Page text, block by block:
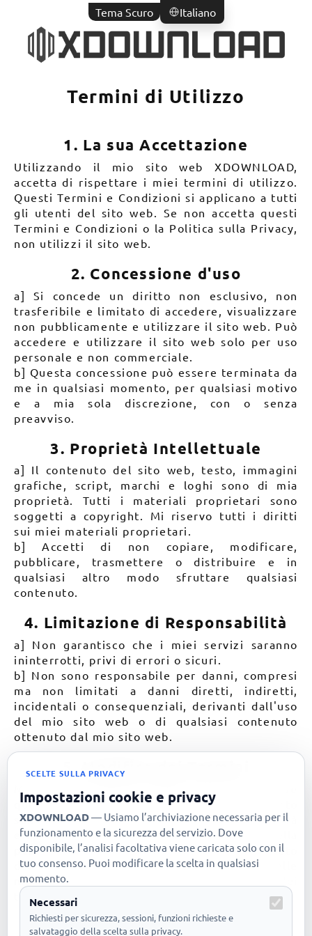
Tema Scuro Italiano
Termini di Utilizzo
1. La sua Accettazione
Utilizzando il mio sito web XDOWNLOAD,
accetta di rispettare i miei termini di utilizzo.
Questi Termini e Condizioni si applicano a tutti
gli utenti del sito web. Se non accetta questi
Termini e Condizioni o la Politica sulla Privacy,
non utilizzi il sito web.
2. Concessione d'uso
a] Si concede un diritto non esclusivo, non
trasferibile e limitato di accedere, visualizzare
non pubblicamente e utilizzare il sito web. Può
accedere e utilizzare il sito web solo per uso
personale e non commerciale.
b] Questa concessione può essere terminata da
me in qualsiasi momento, per qualsiasi motivo
e a mia sola discrezione, con o senza
preavviso.
3. Proprietà Intellettuale
a] Il contenuto del sito web, testo, immagini
grafiche, script, marchi e loghi sono di mia
proprietà. Tutti i materiali proprietari sono
soggetti a copyright. Mi riservo tutti i diritti
sui miei materiali proprietari.
b] Accetti di non copiare, modificare,
pubblicare, trasmettere o distribuire e in
qualsiasi altro modo sfruttare qualsiasi
contenuto.
4. Limitazione di Responsabilità
a] Non garantisco che i miei servizi saranno
ininterrotti, privi di errori o sicuri.
b] Non sono responsabile per danni, compresi
ma non limitati a danni diretti, indiretti,
incidentali o consequenziali, derivanti dall'uso
del mio sito web o di qualsiasi contenuto
ottenuto dal mio sito web.
5. Modifica dei Termini
Mi riservo il diritto di aggiornare o modificare
questi termini di utilizzo in qualsiasi momento
senza preavviso. Qualsiasi modifica avrà
effetto immediato al momento della
pubblicazione sul sito web. L'uso continuato
dei miei servizi dopo la pubblicazione delle
modifiche costituisce la sua accettazione dei
termini di utilizzo aggiornati.
SCELTE SULLA PRIVACY
Impostazioni cookie e privacy
XDOWNLOAD— Usiamo l’archiviazione necessaria per il
funzionamento e la sicurezza del servizio. Dove
disponibile, l’analisi facoltativa viene caricata solo con il
tuo consenso. Puoi modificare la scelta in qualsiasi
momento.
Necessari
Richiesti per sicurezza, sessioni, funzioni richieste e
salvataggio della scelta sulla privacy.